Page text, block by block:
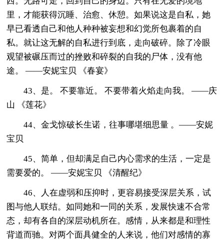
里，才能获得沉睡、治愈、休憩。如果说这是自私，她
早已看透自己和他人种种被妄想和幻觉所包裹着的自
私。就让这无解的自私进行到底，走向破碎。除了冷眼
观望被碾压而过的挫败和碎裂的自我的尸体，没有他
途。 ——安妮宝贝 《春宴》
43、是。 不要靠近。 不要带着火焰走向我。 ——庆
山 《莲花》
44、金戈惊破长生诺，往事哪堪细思量 。——安妮
宝贝
45、简单，但却满足自己内心需求的生活，一定是
需要爱的。 ——安妮宝贝 《清醒纪》
46、人在虚弱和压抑时，更容易接受深层关系，试
图与他人联结。如同她和一同的关系，发展快速不合常
态，却有各自的深层动机所在。感情，从来都是和理性
背道而驰。对两个面具健全的人来说，他们对感情的寡